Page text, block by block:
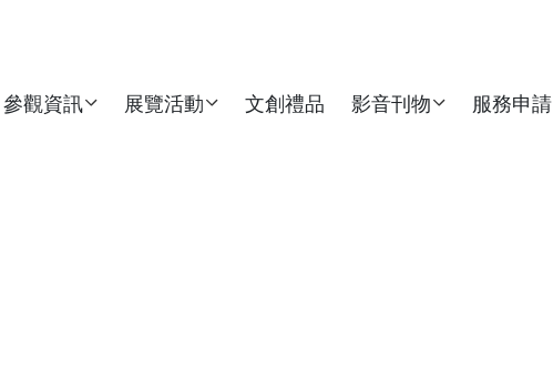
參觀資訊 展覽活動 文創禮品 影音刊物 服務申請